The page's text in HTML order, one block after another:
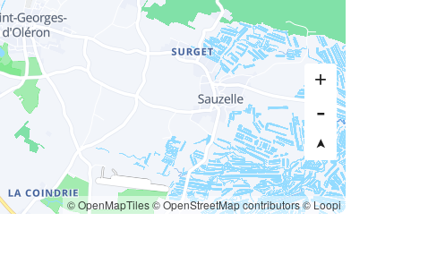
© OpenMapTiles© OpenStreetMap contributors© Loopi